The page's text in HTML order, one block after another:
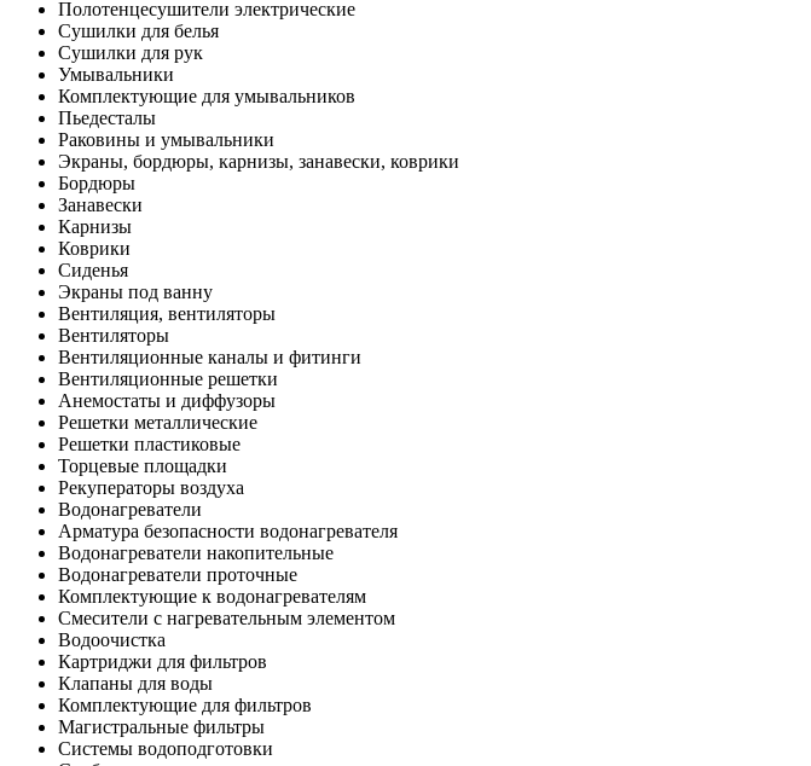
Полотенцесушители электрические
Сушилки для белья
Сушилки для рук
Умывальники
Комплектующие для умывальников
Пьедесталы
Раковины и умывальники
Экраны, бордюры, карнизы, занавески, коврики
Бордюры
Занавески
Карнизы
Коврики
Сиденья
Экраны под ванну
Вентиляция, вентиляторы
Вентиляторы
Вентиляционные каналы и фитинги
Вентиляционные решетки
Анемостаты и диффузоры
Решетки металлические
Решетки пластиковые
Торцевые площадки
Рекуператоры воздуха
Водонагреватели
Арматура безопасности водонагревателя
Водонагреватели накопительные
Водонагреватели проточные
Комплектующие к водонагревателям
Смесители с нагревательным элементом
Водоочистка
Картриджи для фильтров
Клапаны для воды
Комплектующие для фильтров
Магистральные фильтры
Системы водоподготовки